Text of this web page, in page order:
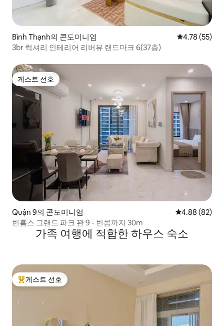
Bình Thạnh의 콘도미니엄 평점 4.78점
4.78 (55)
3br 럭셔리 인테리어 리버뷰 랜드마크 6(37층)
게스트 선호
게스트 선호
Quận 9의 콘도미니엄 평점 4.88점(5
4.88 (82)
빈홈스 그랜드 파크 꽌 9 - 빈콤까지 30m
가족 여행에 적합한 하우스 숙소
상위 게스트 선호
게스트 선호